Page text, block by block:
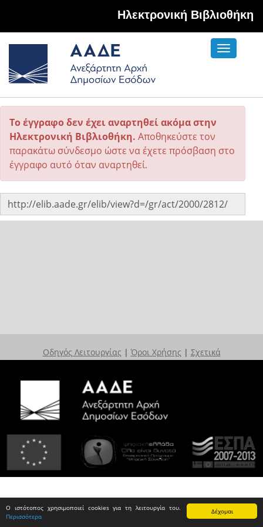
Δέχομαι
Ο ιστότοπος χρησιμοποιεί cookies για τη λειτουργία του.
Περισσότερα
Hλεκτρονική Βιβλιοθήκη
Toggle
Το έγγραφο δεν έχει αναρτηθεί ακόμα στην
Ηλεκτρονική Βιβλιοθήκη. Αποθηκεύστε τον
παρακάτω σύνδεσμο ώστε να έχετε πρόσβαση στο
έγγραφο αυτό όταν αναρτηθεί.
Οδηγός Λειτουργίας | Όροι Χρήσης | Σχετικά